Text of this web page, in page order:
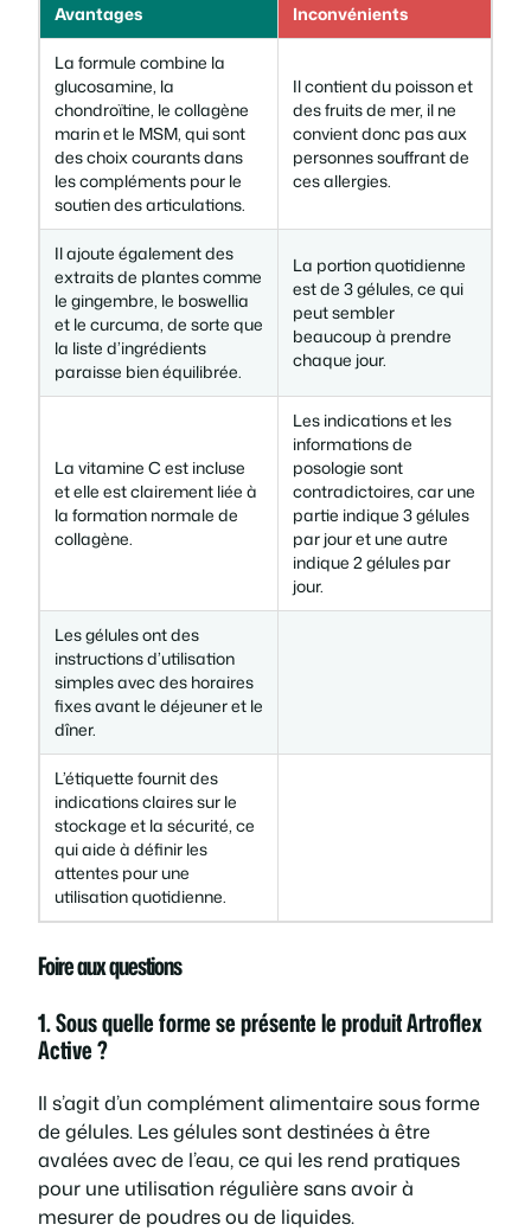
Avantages Inconvénients
La formule combine la
glucosamine, la
chondroïtine, le collagène
marin et le MSM, qui sont
des choix courants dans
les compléments pour le
soutien des articulations.
Il contient du poisson et
des fruits de mer, il ne
convient donc pas aux
personnes souffrant de
ces allergies.
Il ajoute également des
extraits de plantes comme
le gingembre, le boswellia
et le curcuma, de sorte que
la liste d’ingrédients
paraisse bien équilibrée.
La portion quotidienne
est de 3 gélules, ce qui
peut sembler
beaucoup à prendre
chaque jour.
La vitamine C est incluse
et elle est clairement liée à
la formation normale de
collagène.
Les indications et les
informations de
posologie sont
contradictoires, car une
partie indique 3 gélules
par jour et une autre
indique 2 gélules par
jour.
Les gélules ont des
instructions d’utilisation
simples avec des horaires
fixes avant le déjeuner et le
dîner.
L’étiquette fournit des
indications claires sur le
stockage et la sécurité, ce
qui aide à définir les
attentes pour une
utilisation quotidienne.
Foire aux questions
1. Sous quelle forme se présente le produit Artroflex
Active ?
Il s’agit d’un complément alimentaire sous forme
de gélules. Les gélules sont destinées à être
avalées avec de l’eau, ce qui les rend pratiques
pour une utilisation régulière sans avoir à
mesurer de poudres ou de liquides.